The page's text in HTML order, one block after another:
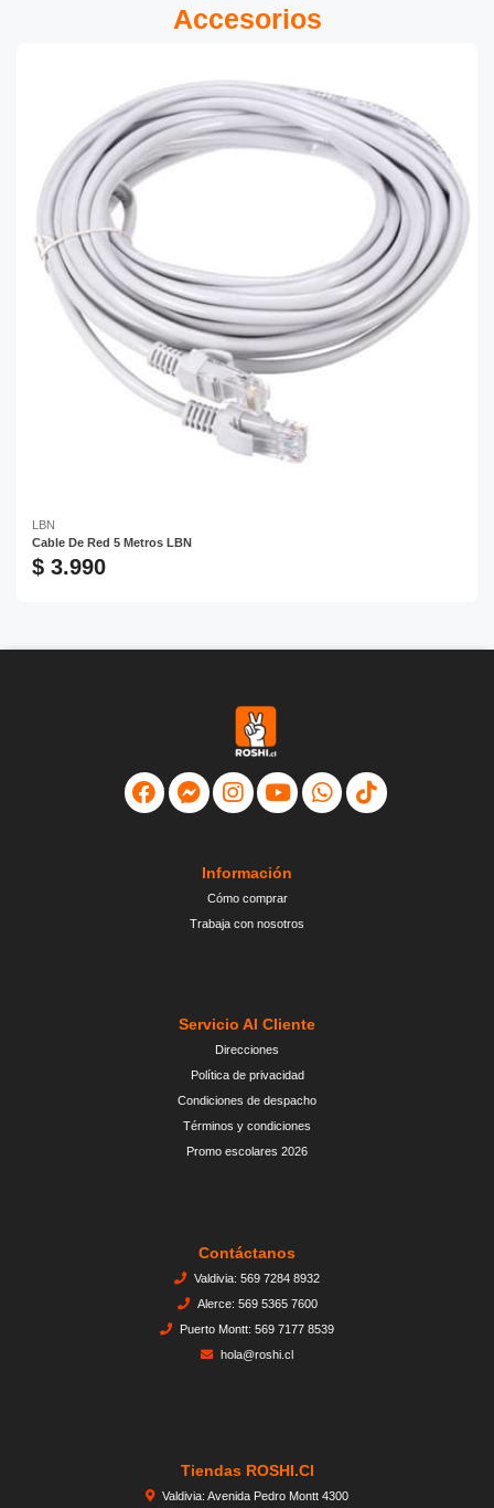
Accesorios
LBN
Cable De Red 5 Metros LBN
$ 3.990
Información
Cómo comprar
Trabaja con nosotros
Servicio Al Cliente
Direcciones
Política de privacidad
Condiciones de despacho
Términos y condiciones
Promo escolares 2026
Contáctanos
Valdivia: 569 7284 8932
Alerce: 569 5365 7600
Puerto Montt: 569 7177 8539
hola@roshi.cl
Tiendas ROSHI.cl
Valdivia: Avenida Pedro Montt 4300